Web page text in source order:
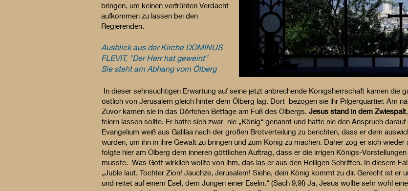
bringen, um keinen verfrühten Verdacht
aufkommen zu lassen bei den
Regierenden.
Ausblick aus der Kirche DOMINUS
FLEVIT, "Der Herr hat geweint"
Sie steht am Abhang vom Ölberg
In dieser sehnsüchtigen Erwartung auf seine jetzt anbrechende Königsherrschaft kamen die
östlich von Jerusalem gleich hinter dem Ölberg lag. Dort bezogen sie ihr Pilgerquartier. Am
Zuvor kamen sie in das Dörfchen Betfage am Fuß des Ölbergs. Jesus stand in dem Zwiespalt
feiern lassen sollte. Er hatte sich zwar nie „König“ genannt und hatte nie den Anspruch
Evangelium weiß aus Galiläa nach der großen Brotverteilung zu berichten, dass er dem
würden, um ihn in ihre Gewalt zu bringen und zum König zu machen. Daher zog er sich wieder
folgte hier am Ölberg dem inneren göttlichen Auftrag, dass er die irrigen Königs-
musste. Was Gott wirklich wollte von ihm, das las er aus den Heiligen Schriften. In diesem
„Juble laut, Tochter Zion! Jauchze, Jerusalem! Siehe, dein König kommt zu dir. Gerecht ist er
und reitet auf einem Esel, dem Jungen einer Eselin.“ (Sach 9,9f) Ja, Jesus wollte sehr wohl